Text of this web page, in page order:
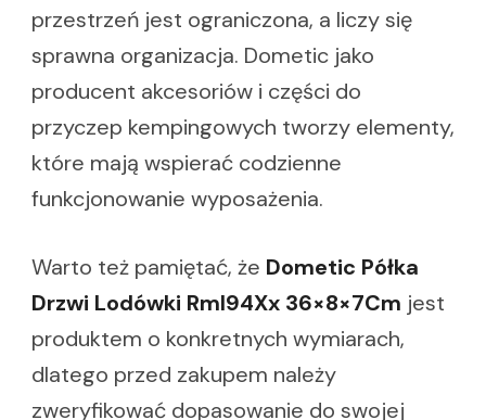
przestrzeń jest ograniczona, a liczy się
sprawna organizacja. Dometic jako
producent akcesoriów i części do
przyczep kempingowych tworzy elementy,
które mają wspierać codzienne
funkcjonowanie wyposażenia.
Warto też pamiętać, że Dometic Półka
Drzwi Lodówki Rml94Xx 36×8×7Cm jest
produktem o konkretnych wymiarach,
dlatego przed zakupem należy
zweryfikować dopasowanie do swojej